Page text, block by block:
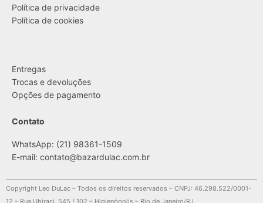
Política de privacidade
Política de cookies
Entregas
Trocas e devoluções
Opções de pagamento
Contato
WhatsApp: (21) 98361-1509
E-mail: contato@bazardulac.com.br
Copyright Leo DuLac – Todos os direitos reservados – CNPJ: 46.298.522/0001-
12 – Rua Ubiraci, 545 / 102 – Higienópolis – Rio de Janeiro/RJ